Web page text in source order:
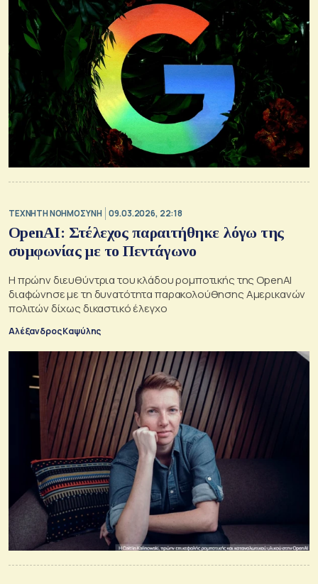
TΕΧΝΗΤΗ ΝΟΗΜΟΣΥΝΗ 09.03.2026, 22:18
OpenAI: Στέλεχος παραιτήθηκε λόγω της
συμφωνίας με το Πεντάγωνο
Η πρώην διευθύντρια του κλάδου ρομποτικής της OpenAI
διαφώνησε με τη δυνατότητα παρακολούθησης Αμερικανών
πολιτών δίχως δικαστικό έλεγχο
Αλέξανδρος Καψύλης